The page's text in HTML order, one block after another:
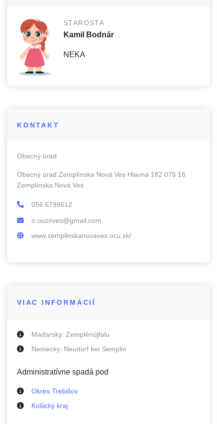
STAROSTA
Kamil Bodnár
NEKA
KONTAKT
Obecný úrad
Obecný úrad Zemplínska Nová Ves Hlavná 182 076 16
Zemplínska Nová Ves
056 6798612
o.ouznves@gmail.com
www.zemplinskanovaves.ocu.sk/
VIAC INFORMÁCIÍ
Maďarsky: Zemplénújfalu
Nemecky: Neudorf bei Semplin
Administratívne spadá pod
Okres Trebišov
Košický kraj